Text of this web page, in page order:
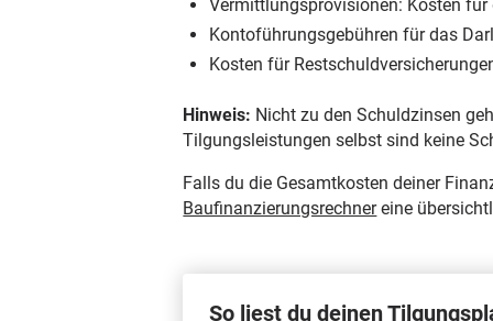
Vermittlungsprovisionen: Kosten
Kontoführungsgebühren für das
Kosten für
Hinweis: Nicht zu den Schuldzinsen
Tilgungsleistungen selbst sind keine
Falls du die Gesamtkosten deiner
Baufinanzierungsrechnereine
So liest du deinen